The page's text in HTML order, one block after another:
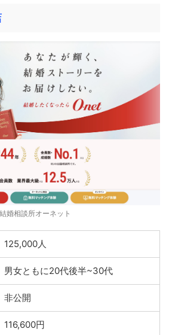
結婚相談所オーネット
125,000人
男女ともに20代後半~30代
非公開
116,600円